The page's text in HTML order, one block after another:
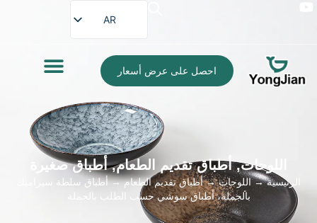
AR
DE
ES
PT
JA
احصل على عرض أسعار
اللوحات,أطباق تقديم الطعام,أطباق صغيرة
الرئيسية→اللوحات→أطباق تقديم الطعام→ أطباق سلطة سيراميك
بالجملة، أطباق سوشي حسب الطلب بالجملة